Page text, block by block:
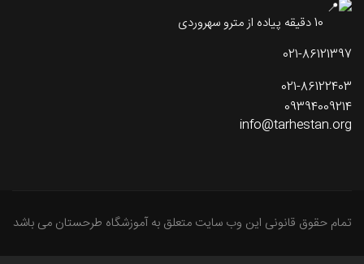
021-86121397
021-86122403
09394009214
info@tarhestan.org
تمام حقوق قانونی این وب سایت متعلق به آموزشگاه طرحستان می باشد